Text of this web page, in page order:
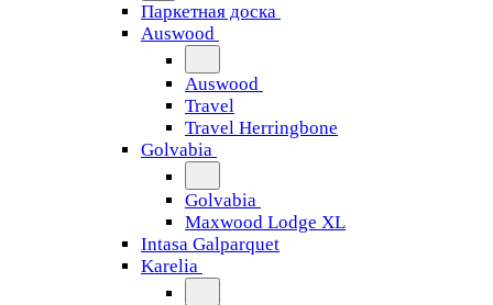
Паркетная доска
Auswood
Auswood
Travel
Travel Herringbone
Golvabia
Golvabia
Maxwood Lodge XL
Intasa Galparquet
Karelia